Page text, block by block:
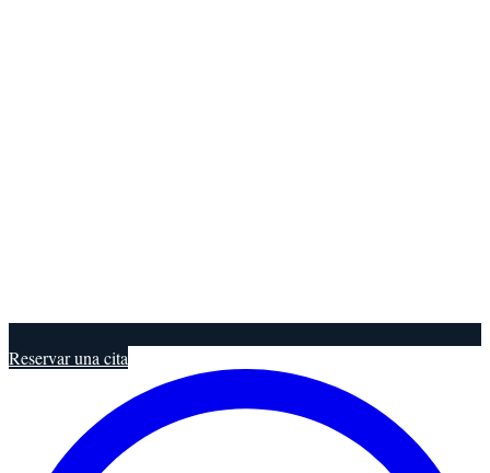
Reservar una cita